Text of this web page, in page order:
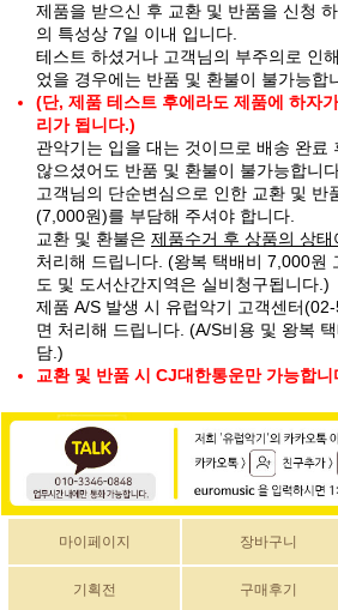
제품을 받으신 후 교환 및 반품을 신청
의 특성상 7일 이내 입니다.
테스트 하셨거나 고객님의 부주의로 인
었을 경우에는 반품 및 환불이 불가능합
(단, 제품 테스트 후에라도 제품에 하자
리가 됩니다.)
관악기는 입을 대는 것이므로 배송 완료
않으셨어도 반품 및 환불이 불가능합니
고객님의 단순변심으로 인한 교환 및 반
(7,000원)를 부담해 주셔야 합니다.
교환 및 환불은 제품수거 후 상품의 상태
처리해 드립니다. (왕복 택배비 7,000원
도 및 도서산간지역은 실비청구됩니다.)
제품 A/S 발생 시 유럽악기 고객센터
면 처리해 드립니다. (A/S비용 및 왕복
담.)
교환 및 반품 시 CJ대한통운만 가능합니
마이페이지 장바구니
기획전 구매후기